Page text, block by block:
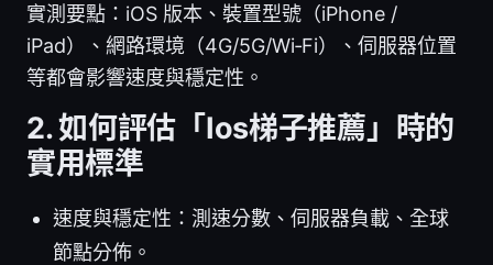
實測要點：iOS 版本、裝置型號（iPhone /
iPad）、網路環境（4G/5G/Wi‑Fi）、伺服器位置
等都會影響速度與穩定性。
2. 如何評估「Ios梯子推薦」時的
實用標準
速度與穩定性：測速分數、伺服器負載、全球
節點分佈。